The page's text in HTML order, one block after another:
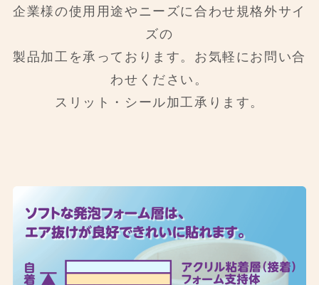
企業様の使用用途やニーズに合わせ規格外サイ
ズの
製品加工を承っております。お気軽にお問い合
わせください。
スリット・シール加工承ります。